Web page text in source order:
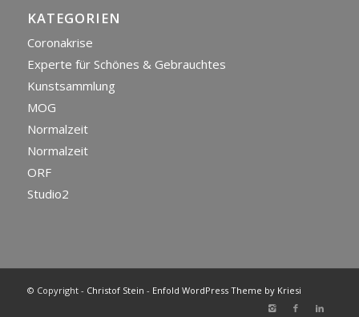
KATEGORIEN
Coronakrise
Experte für Schönes & Gebrauchtes
Kunstsammlung
MOG
Normalzeit
Normalzeit
ORF
Studio2
© Copyright - Christof Stein - Enfold WordPress Theme by Kriesi